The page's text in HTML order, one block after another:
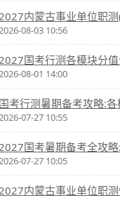
内蒙古事业单位职
08-03 10:56
国考行测各模块分
08-01 14:00
考行测暑期备考攻略:
07-27 10:55
国考暑期备考全攻
07-27 10:05
内蒙古事业单位职